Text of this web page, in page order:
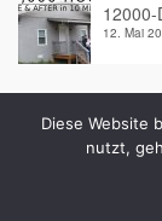
12. Mai
Ja
Diese Website
nutzt,